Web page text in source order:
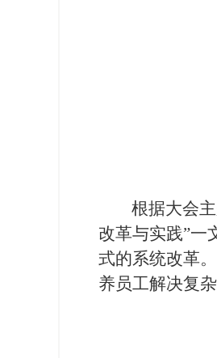
根据大会
改革与实践”一
式的系统改革
养员工解决复